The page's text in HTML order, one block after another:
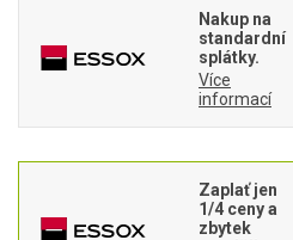
Motorové pily
Jednoruční pily
Nakup na
standardní
splátky.
Více
informací
Zaplať jen
1/4 ceny a
zbytek